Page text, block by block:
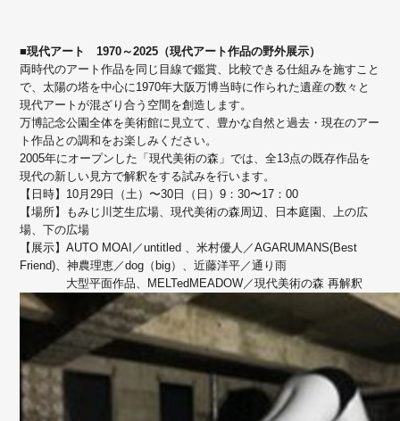
■現代アート 1970～2025（現代アート作品の野外展示）
両時代のアート作品を同じ目線で鑑賞、比較できる仕組みを施すこと
で、太陽の塔を中心に1970年大阪万博当時に作られた遺産の数々と
現代アートが混ざり合う空間を創造します。
万博記念公園全体を美術館に見立て、豊かな自然と過去・現在のアー
ト作品との調和をお楽しみください。
2005年にオープンした「現代美術の森」では、全13点の既存作品を
現代の新しい見方で解釈をする試みを行います。
【日時】10月29日（土）〜30日（日）9：30〜17：00
【場所】もみじ川芝生広場、現代美術の森周辺、日本庭園、上の広
場、下の広場
【展示】AUTO MOAI／untitled 、米村優人／AGARUMANS(Best
Friend)、神農理恵／dog（big）、近藤洋平／通り雨
大型平面作品、MELTedMEADOW／現代美術の森 再解釈